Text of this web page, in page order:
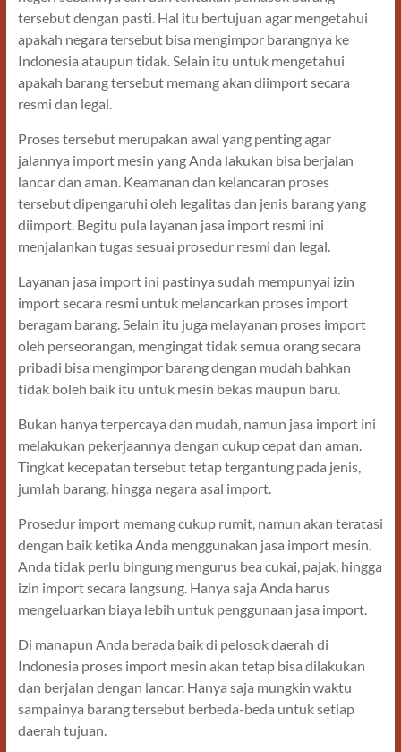
tersebut dengan pasti. Hal itu bertujuan agar mengetahui
apakah negara tersebut bisa mengimpor barangnya ke
Indonesia ataupun tidak. Selain itu untuk mengetahui
apakah barang tersebut memang akan diimport secara
resmi dan legal.
Proses tersebut merupakan awal yang penting agar
jalannya import mesin yang Anda lakukan bisa berjalan
lancar dan aman. Keamanan dan kelancaran proses
tersebut dipengaruhi oleh legalitas dan jenis barang yang
diimport. Begitu pula layanan jasa import resmi ini
menjalankan tugas sesuai prosedur resmi dan legal.
Layanan jasa import ini pastinya sudah mempunyai izin
import secara resmi untuk melancarkan proses import
beragam barang. Selain itu juga melayanan proses import
oleh perseorangan, mengingat tidak semua orang secara
pribadi bisa mengimpor barang dengan mudah bahkan
tidak boleh baik itu untuk mesin bekas maupun baru.
Bukan hanya terpercaya dan mudah, namun jasa import ini
melakukan pekerjaannya dengan cukup cepat dan aman.
Tingkat kecepatan tersebut tetap tergantung pada jenis,
jumlah barang, hingga negara asal import.
Prosedur import memang cukup rumit, namun akan teratasi
dengan baik ketika Anda menggunakan jasa import mesin.
Anda tidak perlu bingung mengurus bea cukai, pajak, hingga
izin import secara langsung. Hanya saja Anda harus
mengeluarkan biaya lebih untuk penggunaan jasa import.
Di manapun Anda berada baik di pelosok daerah di
Indonesia proses import mesin akan tetap bisa dilakukan
dan berjalan dengan lancar. Hanya saja mungkin waktu
sampainya barang tersebut berbeda-beda untuk setiap
daerah tujuan.